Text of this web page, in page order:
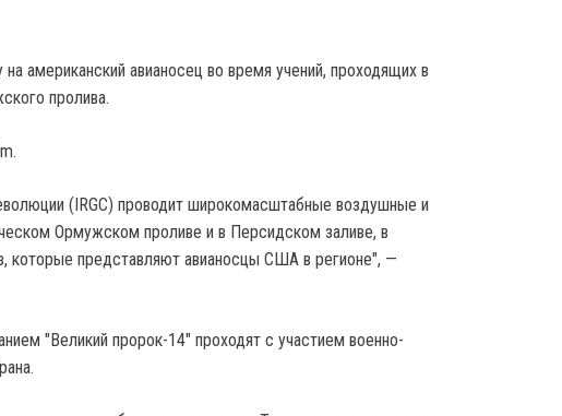
американский авианосец во время учений, проходящих в
пролива.
(IRGC) проводит широкомасштабные воздушные и
Ормужском проливе и в Персидском заливе, в
которые представляют авианосцы США в регионе", —
"Великий пророк-14" проходят с участием военно-